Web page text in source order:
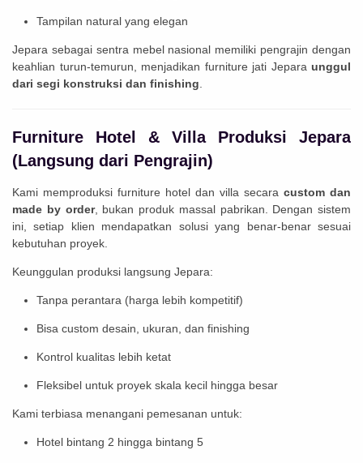
Tampilan natural yang elegan
Jepara sebagai sentra mebel nasional memiliki pengrajin dengan
keahlian turun-temurun, menjadikan furniture jati Jepara unggul
dari segi konstruksi dan finishing
Furniture Hotel & Villa Produksi Jepara
(Langsung dari Pengrajin)
Kami memproduksi furniture hotel dan villa secara custom dan
made by order, bukan produk massal pabrikan. Dengan sistem
ini, setiap klien mendapatkan solusi yang benar-benar sesuai
kebutuhan proyek.
Keunggulan produksi langsung Jepara:
Tanpa perantara (harga lebih kompetitif)
Bisa custom desain, ukuran, dan finishing
Kontrol kualitas lebih ketat
Fleksibel untuk proyek skala kecil hingga besar
Kami terbiasa menangani pemesanan untuk:
Hotel bintang 2 hingga bintang 5